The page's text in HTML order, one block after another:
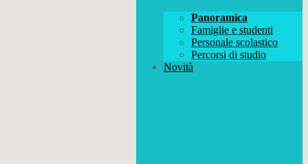
Panoramica
Famiglie e studenti
Personale scolastico
Percorsi di studio
Novità